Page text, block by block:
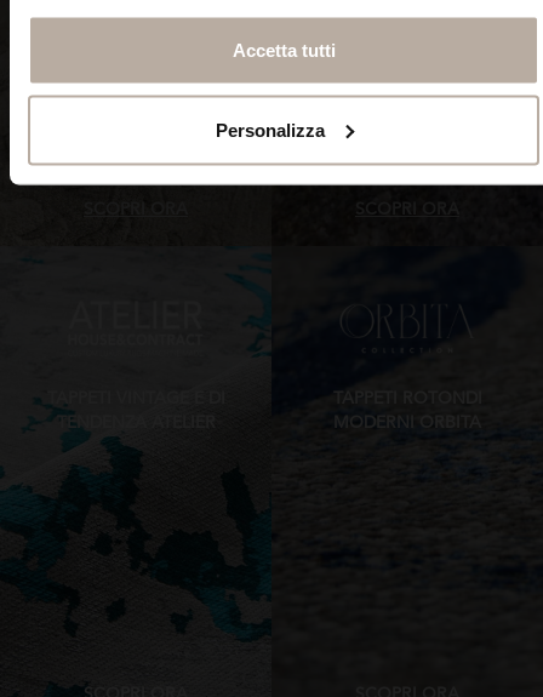
Accetta tutti
Personalizza
TENDENZA ATELIER
MODERNI ORBITA